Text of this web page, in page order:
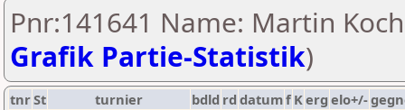
Pnr:141641 Name: Martin
Grafik Partie-Statistik)
tnrSt turnier bdld rd datumf Kerg elo+/-